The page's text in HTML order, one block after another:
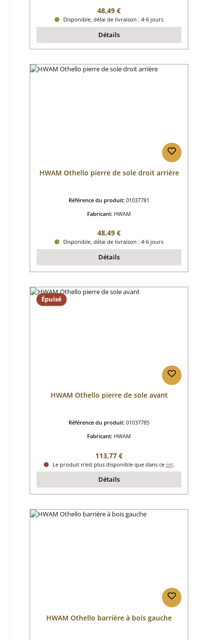
Prix régulier :
48,49 €
Disponible, délai de livraison : 4-6 jours
Détails
HWAM Othello pierre de sole droit arrière
Référence du produit: 01037781
Fabricant: HWAM
Prix régulier :
48,49 €
Disponible, délai de livraison : 4-6 jours
Détails
Épuisé
HWAM Othello pierre de sole avant
Référence du produit: 01037785
Fabricant: HWAM
Prix régulier :
113,77 €
Le produit n'est plus disponible que dans ce set.
Détails
HWAM Othello barrière à bois gauche